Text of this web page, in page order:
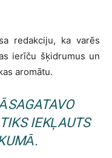
redakciju, ka varēs
ierīču šķidrumus un
aromātu.
IEKĻAUTS